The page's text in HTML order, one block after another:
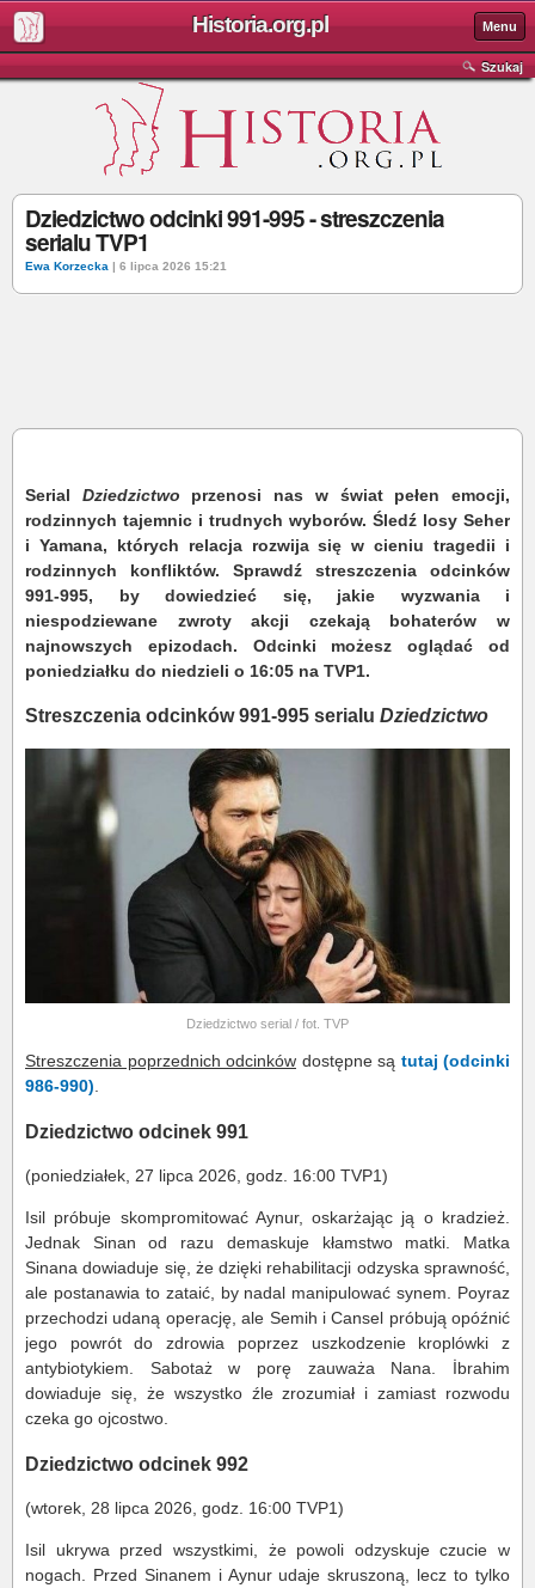
Historia.org.pl Menu
Szukaj
Dziedzictwo odcinki 991-995 - streszczenia
serialu TVP1
Ewa Korzecka | 6 lipca 2026 15:21
Serial Dziedzictwo przenosi nas w świat pełen emocji,
rodzinnych tajemnic i trudnych wyborów. Śledź losy Seher
i Yamana, których relacja rozwija się w cieniu tragedii i
rodzinnych konfliktów. Sprawdź streszczenia odcinków
991-995, by dowiedzieć się, jakie wyzwania i
niespodziewane zwroty akcji czekają bohaterów w
najnowszych epizodach. Odcinki możesz oglądać od
poniedziałku do niedzieli o 16:05 na TVP1.
Streszczenia odcinków 991-995 serialu Dziedzictwo
Dziedzictwo serial / fot. TVP
Streszczenia poprzednich odcinków dostępne są tutaj (odcinki
986-990).
Dziedzictwo odcinek 991
(poniedziałek, 27 lipca 2026, godz. 16:00 TVP1)
Isil próbuje skompromitować Aynur, oskarżając ją o kradzież.
Jednak Sinan od razu demaskuje kłamstwo matki. Matka
Sinana dowiaduje się, że dzięki rehabilitacji odzyska sprawność,
ale postanawia to zataić, by nadal manipulować synem. Poyraz
przechodzi udaną operację, ale Semih i Cansel próbują opóźnić
jego powrót do zdrowia poprzez uszkodzenie kroplówki z
antybiotykiem. Sabotaż w porę zauważa Nana. İbrahim
dowiaduje się, że wszystko źle zrozumiał i zamiast rozwodu
czeka go ojcostwo.
Dziedzictwo odcinek 992
(wtorek, 28 lipca 2026, godz. 16:00 TVP1)
Isil ukrywa przed wszystkimi, że powoli odzyskuje czucie w
nogach. Przed Sinanem i Aynur udaje skruszoną, lecz to tylko